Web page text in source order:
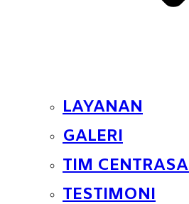
LAYANAN
GALERI
TIM
TESTIMONI